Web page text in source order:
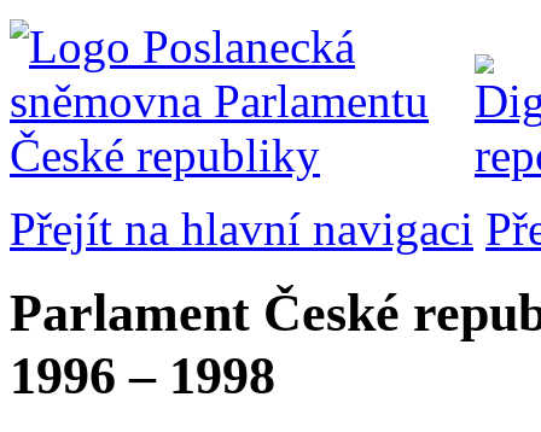
Přejít na hlavní navigaci
Parlament České
1996 – 1998